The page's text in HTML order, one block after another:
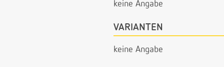
keine Angabe
VARIANTEN
keine Angabe